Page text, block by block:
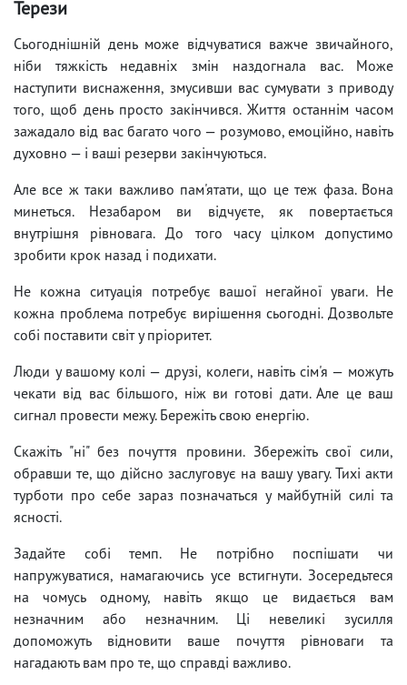
Терези
Сьогоднішній день може відчуватися важче звичайного,
ніби тяжкість недавніх змін наздогнала вас. Може
наступити виснаження, змусивши вас сумувати з приводу
того, щоб день просто закінчився. Життя останнім часом
зажадало від вас багато чого — розумово, емоційно, навіть
духовно — і ваші резерви закінчуються.
Але все ж таки важливо пам'ятати, що це теж фаза. Вона
минеться. Незабаром ви відчуєте, як повертається
внутрішня рівновага. До того часу цілком допустимо
зробити крок назад і подихати.
Не кожна ситуація потребує вашої негайної уваги. Не
кожна проблема потребує вирішення сьогодні. Дозвольте
собі поставити світ у пріоритет.
Люди у вашому колі — друзі, колеги, навіть сім'я — можуть
чекати від вас більшого, ніж ви готові дати. Але це ваш
сигнал провести межу. Бережіть свою енергію.
Скажіть "ні" без почуття провини. Збережіть свої сили,
обравши те, що дійсно заслуговує на вашу увагу. Тихі акти
турботи про себе зараз позначаться у майбутній силі та
ясності.
Задайте собі темп. Не потрібно поспішати чи
напружуватися, намагаючись усе встигнути. Зосередьтеся
на чомусь одному, навіть якщо це видається вам
незначним або незначним. Ці невеликі зусилля
допоможуть відновити ваше почуття рівноваги та
нагадають вам про те, що справді важливо.